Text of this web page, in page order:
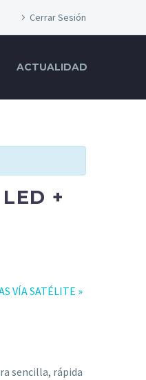
Cerrar Sesión
ACTUALIDAD
+
VÍA SATÉLITE »
sencilla, rápida